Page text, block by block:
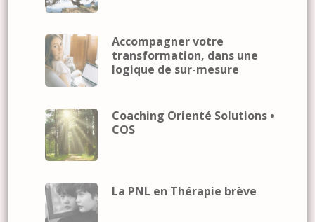
Accompagner votre
transformation, dans une
logique de sur-mesure
Coaching Orienté Solutions •
COS
La PNL en Thérapie brève